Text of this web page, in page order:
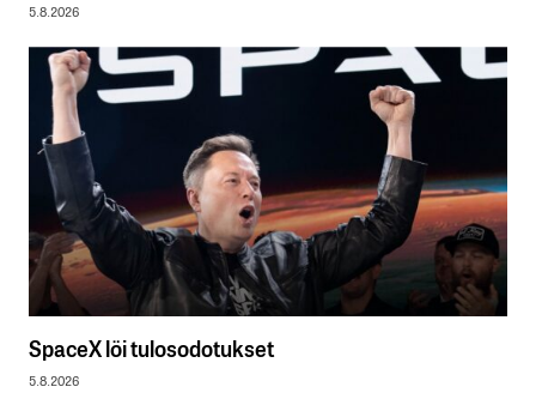
5.8.2026
SpaceX löi tulosodotukset
5.8.2026